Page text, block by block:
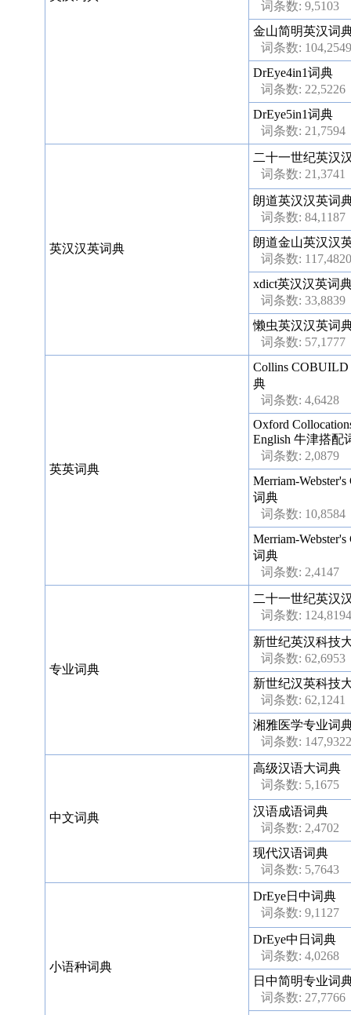
词条数: 9,5103
金山简明英汉词
词条数: 104,2549
DrEye4in1词典
词条数: 22,5226
DrEye5in1词典
词条数: 21,7594
英汉汉英词典
二十一世纪英汉
词条数: 21,3741
朗道英汉汉英词
词条数: 84,1187
朗道金山英汉汉
词条数: 117,4820
xdict英汉汉英词
词条数: 33,8839
懒虫英汉汉英词
词条数: 57,1777
英英词典
Collins
典
词条数: 4,6428
Oxford
English 牛津搭配
词条数: 2,0879
Merriam-
词典
词条数: 10,8584
Merriam-
词典
词条数: 2,4147
专业词典
二十一世纪英汉
词条数: 124,8194
新世纪英汉科技
词条数: 62,6953
新世纪汉英科技
词条数: 62,1241
湘雅医学专业词
词条数: 147,9322
中文词典
高级汉语大词典
词条数: 5,1675
汉语成语词典
词条数: 2,4702
现代汉语词典
词条数: 5,7643
小语种词典
DrEye日中词典
词条数: 9,1127
DrEye中日词典
词条数: 4,0268
日中简明专业词
词条数: 27,7766